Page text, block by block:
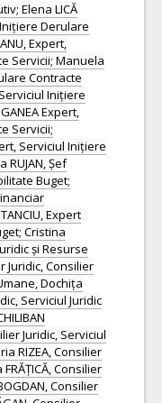
Elena LICĂ
Inițiere Derulare
Expert,
Servicii; Manuela
Contracte
Inițiere
Expert,
Servicii;
Serviciul Inițiere
Șef
Buget;
Expert
Cristina
și Resurse
Juridic, Consilier
Dochița
Serviciul Juridic
Juridic, Serviciul
RIZEA, Consilier
Consilier
Consilier